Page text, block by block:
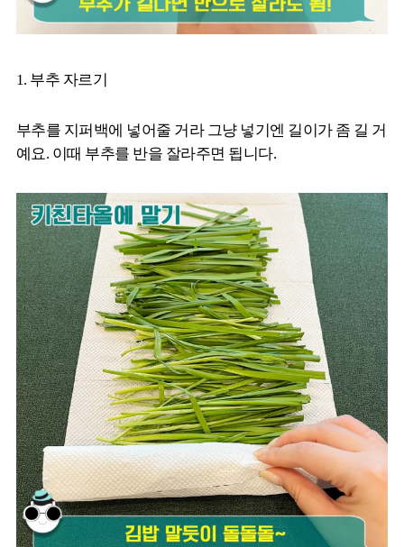
1. 부추 자르기
부추를 지퍼백에 넣어줄 거라 그냥 넣기엔 길이가 좀 길 거
예요. 이때 부추를 반을 잘라주면 됩니다.